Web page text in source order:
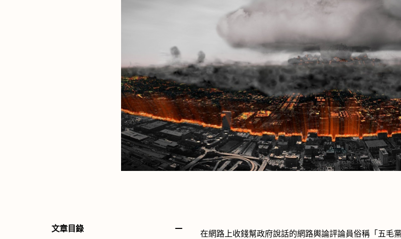
文章目錄 －
在網路上收錢幫政府說話的網路輿論評論員俗稱「五毛